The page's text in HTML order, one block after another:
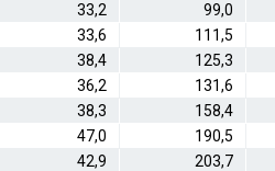
33,2
99,0
33,6
111,5
38,4
125,3
36,2
131,6
38,3
158,4
47,0
190,5
42,9
203,7